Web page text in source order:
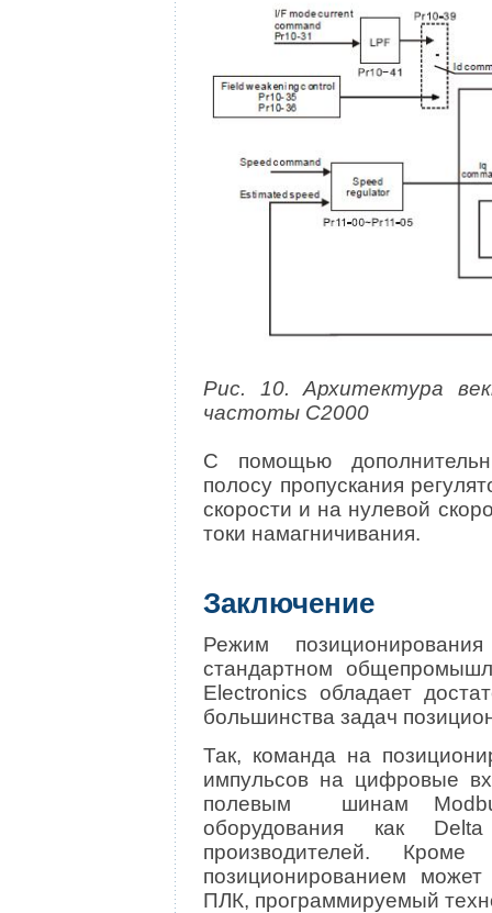
Рис. 10. Архитектура
частоты C2000
C помощью
полосу пропускания
скорости и на нулевой
токи намагничивания.
Заключение
Режим
стандартном
Electronics обладает
большинства задач
Так, команда на
импульсов на цифровые
полевым шинам
оборудования как
производителей.
позиционированием
ПЛК, программируемый